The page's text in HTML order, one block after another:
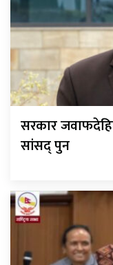
सरकार
सांसद् पुन